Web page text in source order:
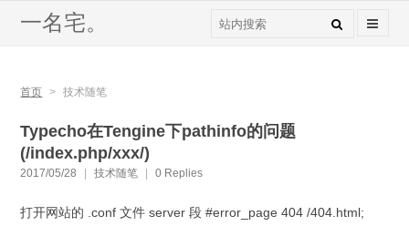
一名宅。
首页 > 技术随笔
Typecho在Tengine下pathinfo的问题
(/index.php/xxx/)
2017/05/28 技术随笔 0 Replies
打开网站的 .conf 文件 server 段 #error_page 404 /404.html;